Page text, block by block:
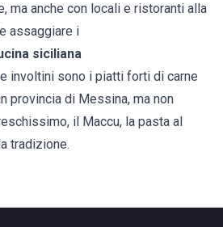
ma anche con locali e ristoranti alla
assaggiare i
siciliana
involtini sono i piatti forti di carne
provincia di Messina, ma non
il Maccu, la pasta al
tradizione.